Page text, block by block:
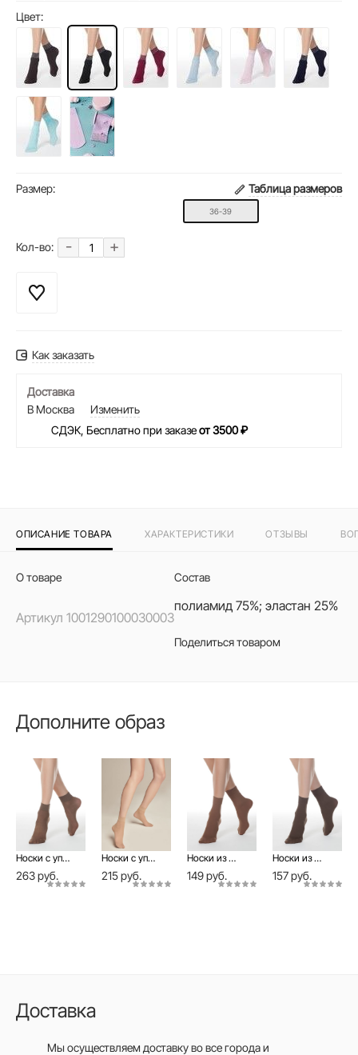
Цвет:
Размер: Таблица размеров
36-39
Кол-во: - +
Как заказать
Доставка
В Москва
Изменить
СДЭК, Бесплатно при заказеот 3500 ₽
ОПИСАНИЕ ТОВАРА ХАРАКТЕРИСТИКИ ОТЗЫВЫ
О товаре
Артикул 1001290100030003
Состав
полиамид 75%; эластан 25%
Поделиться товаром
Дополните образ
Носки с уплотненной резинкой TENSION 40 (2 пары)
263 руб.
Носки с уплотненной резинкой TENSION 20 (2 пары)
215 руб.
Носки из микрофибры MICROFIBRA 50 (1 пара)
149 руб.
Носки из микрофибры MICROFIBRA 50 (1 пара, в конверте)
157 руб.
Доставка
Мы осуществляем доставку во все городаи